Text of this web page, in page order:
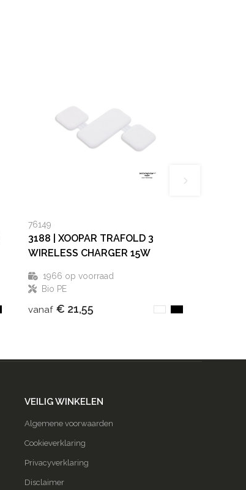
76149
3188 | XOOPAR TRAFOLD 3
WIRELESS CHARGER 15W
1966 op voorraad
Bio PE
vanaf € 21,55
VEILIG WINKELEN
Algemene voorwaarden
Cookieverklaring
Privacyverklaring
Disclaimer